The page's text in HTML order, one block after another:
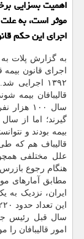
اهمیت بسزایی
موثر است، به علت
اجرای این حکم
به گزارش پلات به
سال ۱۰۰
قالیباف هم که
علل مختلفی
هنگام رجوع
مطابق آمارهای
ایران، نزدیک به
این تعداد حدود ۲۲۰ هزار نفر زیر پوشش بیمه هستند.
سال قبل رئیس
امور قالیبافان را